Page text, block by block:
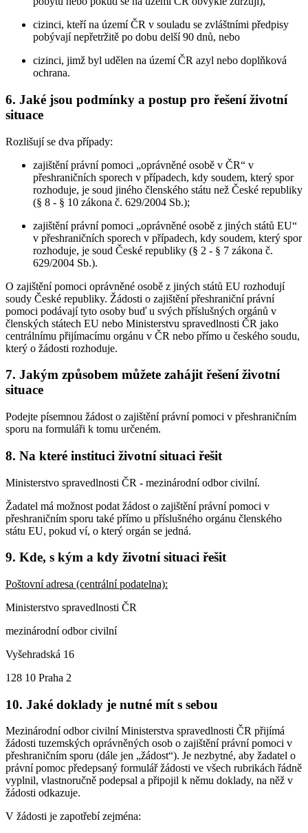
cizinci, kteří na území ČR v souladu se zvláštními předpisy
pobývají nepřetržitě po dobu delší 90 dnů, nebo
cizinci, jimž byl udělen na území ČR azyl nebo doplňková
ochrana.
6. Jaké jsou podmínky a postup pro řešení životní
situace
Rozlišují se dva případy:
zajištění právní pomoci „oprávněné osobě v ČR“ v
přeshraničních sporech v případech, kdy soudem, který spor
rozhoduje, je soud jiného členského státu než České republiky
(§ 8 - § 10 zákona č. 629/2004 Sb.);
zajištění právní pomoci „oprávněné osobě z jiných států EU“
v přeshraničních sporech v případech, kdy soudem, který spor
rozhoduje, je soud České republiky (§ 2 - § 7 zákona č.
629/2004 Sb.).
O zajištění pomoci oprávněné osobě z jiných států EU rozhodují
soudy České republiky. Žádosti o zajištění přeshraniční právní
pomoci podávají tyto osoby buď u svých příslušných orgánů v
členských státech EU nebo Ministerstvu spravedlnosti ČR jako
centrálnímu přijímacímu orgánu v ČR nebo přímo u českého soudu,
který o žádosti rozhoduje.
7. Jakým způsobem můžete zahájit řešení životní
situace
Podejte písemnou žádost o zajištění právní pomoci v přeshraničním
sporu na formuláři k tomu určeném.
8. Na které instituci životní situaci řešit
Ministerstvo spravedlnosti ČR - mezinárodní odbor civilní.
Žadatel má možnost podat žádost o zajištění právní pomoci v
přeshraničním sporu také přímo u příslušného orgánu členského
státu EU, pokud ví, o který orgán se jedná.
9. Kde, s kým a kdy životní situaci řešit
Poštovní adresa (centrální podatelna):
Ministerstvo spravedlnosti ČR
mezinárodní odbor civilní
Vyšehradská 16
128 10 Praha 2
10. Jaké doklady je nutné mít s sebou
Mezinárodní odbor civilní Ministerstva spravedlnosti ČR přijímá
žádosti tuzemských oprávněných osob o zajištění právní pomoci v
přeshraničním sporu (dále jen „žádost“). Je nezbytné, aby žadatel o
právní pomoc předepsaný formulář žádosti ve všech rubrikách řádně
vyplnil, vlastnoručně podepsal a připojil k němu doklady, na něž v
žádosti odkazuje.
V žádosti je zapotřebí zejména: